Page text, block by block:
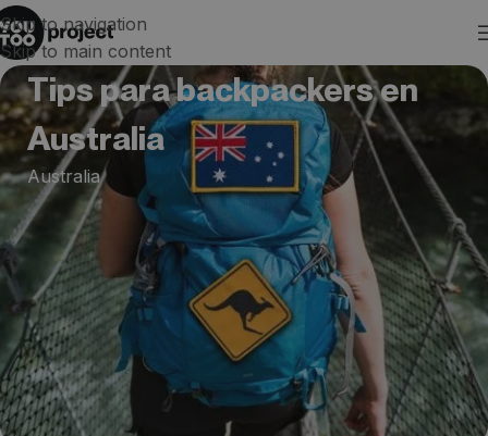
Skip to navigation
Skip to main content
Tips para backpackers en
Australia
Australia